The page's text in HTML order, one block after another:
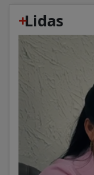
+
Lidas